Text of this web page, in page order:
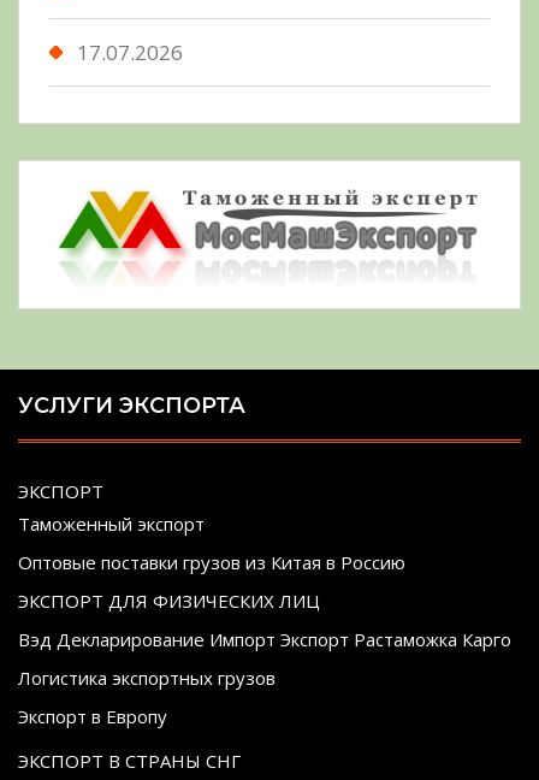
17.07.2026
УСЛУГИ ЭКСПОРТА
ЭКСПОРТ
Таможенный экспорт
Оптовые поставки грузов из Китая в Россию
ЭКСПОРТ ДЛЯ ФИЗИЧЕСКИХ ЛИЦ
Вэд Декларирование Импорт Экспорт Растаможка Карго
Логистика экспортных грузов
Экспорт в Европу
ЭКСПОРТ В СТРАНЫ СНГ